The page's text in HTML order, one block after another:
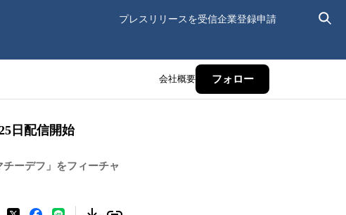
プレスリリースを受信企業登録申請
会社概要 フォロー
日配信開始
ーデフ」をフィーチャ